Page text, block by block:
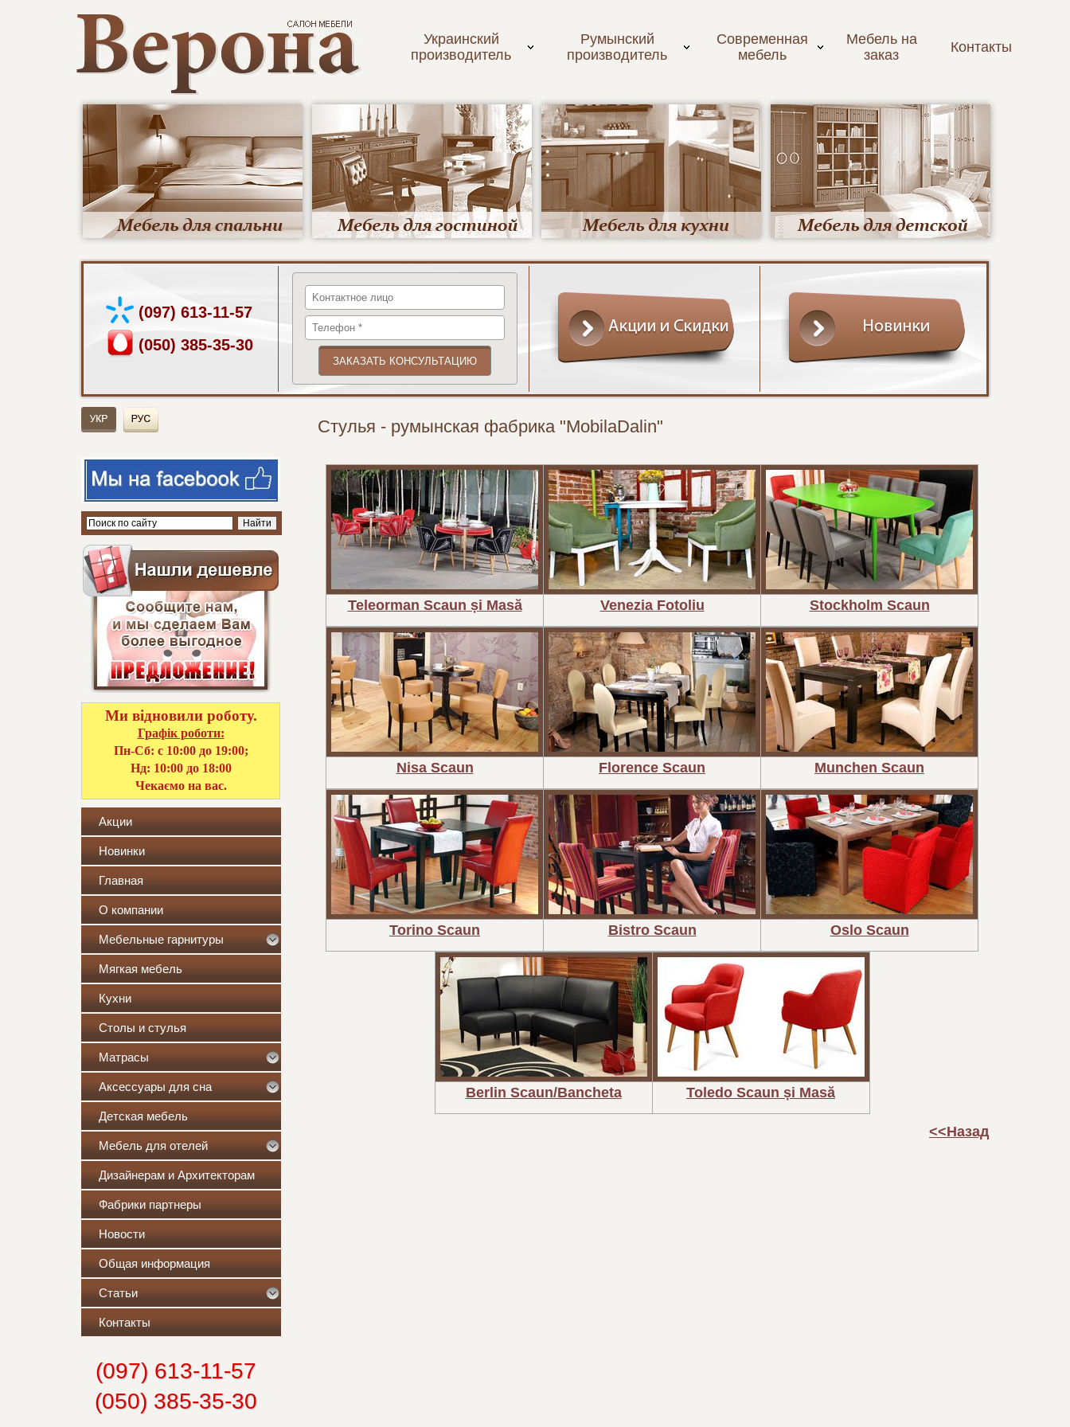
Украинский
производитель
Румынский
производитель
Современная
мебель
Мебель на
заказ
Контакты
(097) 613-11-57
(050) 385-35-30
Ми відновили роботу.
Графік роботи:
Пн-Сб: с 10:00 до 19:00;
Нд: 10:00 до 18:00
Чекаємо на вас.
Акции
Новинки
Главная
О компании
Мебельные гарнитуры
Мягкая мебель
Кухни
Столы и стулья
Матрасы
Аксессуары для сна
Детская мебель
Мебель для отелей
Дизайнерам и Архитекторам
Фабрики партнеры
Новости
Общая информация
Статьи
Контакты
(097) 613-11-57
(050) 385-35-30
Стулья - румынская фабрика "MobilaDalin"
Teleorman Scaun și Masă Venezia Fotoliu Stockholm Scaun
Nisa Scaun Florence Scaun Munchen Scaun
Torino Scaun Bistro Scaun Oslo Scaun
Berlin Scaun/Bancheta Toledo Scaun și Masă
<<Назад